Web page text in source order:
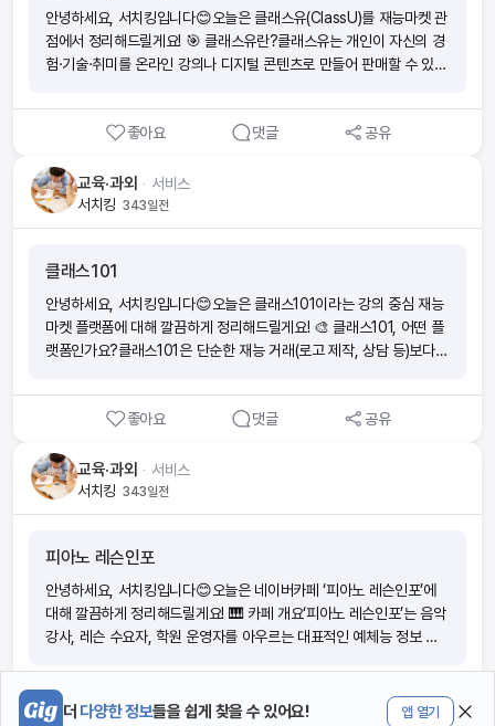
더 다양한 정보들을 쉽게 찾을 수 있어요! 앱 열기
장점⦁ 온·오프라인 수업 + VOD + 전자책 등 콘텐츠 다양성⦁ 후기 기
반 추천 & 인기 강의 랭킹 제공⦁ 기업 맞춤형 교육 / 단체 할인 지원⦁
정기 프로모션 & 신규 회원 이벤트 운영⦁ 튜터 검증, Q&A, 강의 자료
⦁ 단기 클래스·정규 과정·기업 교육까지 확장된 구조⦁ 철학: “Every Ta
결론탈잉은 지식과 재능을 클래스로 전환해 수익화할 수 있는 대표 플
랫폼이에요.취미, 직무 역량, 창업, 기업 교육까지 폭넓게 활용할 수 있
으며,30% 내외 수수료 + 반복 수익 구조 + 마케팅/후기 성장 시스템
수익으로 연결하고 싶다면 꼭 경험해볼 만한 플랫폼이에요! 🚀
안녕하세요, 서치킹입니다😊오늘은 클래스유(ClassU)를 재능마켓 관
점에서 정리해드릴게요! 🎯 클래스유란?클래스유는 개인이 자신의 경
험·기술·취미를 온라인 강의나 디지털 콘텐츠로 만들어 판매할 수 있는
‘N잡시대형 재능마켓’이라고 볼 수 있죠. 📌 시장에서의 포지셔닝클래
스유는 단순 재능 거래(디자인, 번역 등)보다 디지털 강의·클래스 중심
기반 학습 지원(소통·미션·장학금 제도)이 특징이에요.즉, 크몽·탈잉·클
래스101과 유사하지만, 진입장벽이 낮고 자동화된 수익구조에 강점이
있습니다. 🌟 주요 특징✅ 누구나 클래스 개설 가능 – 복잡한 심사 없
구조✅ 커뮤니티 학습 강화 – 미션 인증·소통·장학금 등 동기부여 요소
✅ 실무·창업 중심 콘텐츠 – 무자본 창업, 마케팅 자동화, 디지털 비즈
니스 특화 💡 경쟁력과 한계강점⦁ 개인 브랜딩 및 디지털 자산화에 용
이⦁ 오프라인 활동 없이도 수익 발생⦁ 다양한 주제 허용 한계⦁ 브랜드
몽: 전문가 검증이 강점이지만 경쟁 심하고 수수료 부담 큼⦁ 탈잉: 오프
중심, 고가 강의 많음⦁ 클래스유: 쉽고 빠른 개설, 자동화 수익 구조 /
대신 인지도와 초기 지원은 아쉬움 ✅ 서치킹 한줄 총평클래스유는 누
구나 쉽게 진입해 부업이나 자기계발을 병행할 수 있는 플랫폼이에요.
초보 강사나 디지털 창작자에게 최적화된 ‘자동화 재능마켓’이라고 평
좋아요 댓글 공유
교육·과외 ᆞ 서비스
서치킹 343일전
클래스101
안녕하세요, 서치킹입니다😊오늘은 클래스101이라는 강의 중심 재능
마켓 플랫폼에 대해 깔끔하게 정리해드릴게요! 🎨 클래스101, 어떤 플
랫폼인가요?클래스101은 단순한 재능 거래(로고 제작, 상담 등)보다
심 강의에 강점을 두고, 크리에이터와 수강생 모두에게 고품질의 학습
경험과 브랜드 가치를 제공합니다. 🌟 클래스101 재능마켓 특징✅ 강
인 클래스에 집중✅ 콘텐츠 품질 관리 – 플랫폼이 촬영·편집을 지원해
강의 퀄리티를 보장✅ 입문·취미 강의 강점 – 미술, 음악, 요리, 운동 등
다양한 분야를 초보자도 쉽게 접근 가능✅ 준비물 키트 제공 – 클래스
사는 콘텐츠 제작에 집중, 나머지는 플랫폼이 관리✅ 수익 구조 – 보통
50:50 분배, 초기 제작비는 플랫폼이 부담하는 경우도 있음 ⚖️ 경쟁
사와 비교⦁ 크몽: 로고·번역 등 재능 거래가 주력, 최근 실무형 강의도
강화. 하지만 콘텐츠 품질은 강사 역량에 크게 좌우됨.⦁ 탈잉: 직장인
차별점:준비물 키트 제공크리에이터 지원 시스템강력한 브랜드 마케팅
파워👉 단, 입점 시 내부 심사가 상대적으로 까다로움. 🚀 성공 요인
및 전망⦁ 취미 시장 확대: 팬데믹 이후 높아진 자기계발·취미 니즈에 맞
좋아요 댓글 공유
교육·과외 ᆞ 서비스
서치킹 343일전
피아노 레슨인포
안녕하세요, 서치킹입니다😊오늘은 네이버카페 ‘피아노 레슨인포’에
대해 깔끔하게 정리해드릴게요! 🎹 카페 개요‘피아노 레슨인포’는 음악
강사, 레슨 수요자, 학원 운영자를 아우르는 대표적인 예체능 정보 커
활용도가 상당히 높습니다. 🌟 주요 특징실수요자 중심 매칭 허브: 음
1 댓글